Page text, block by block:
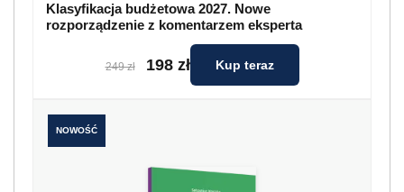
Klasyfikacja budżetowa 2027. Nowe
rozporządzenie z komentarzem eksperta
249 zł 198 zł Kup teraz
NOWOŚĆ